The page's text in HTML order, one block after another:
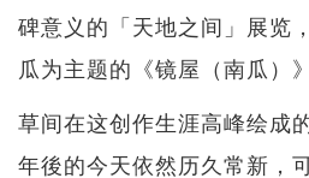
碑意义的「天地之间」展览
瓜为主题的《镜屋（南瓜）》
草间在这创作生涯高峰绘成
年後的今天依然历久常新，